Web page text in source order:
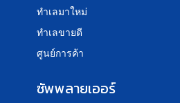
ทำเลมาใหม่
ทำเลขายดี
ศูนย์การค้า
ซัพพลายเออร์